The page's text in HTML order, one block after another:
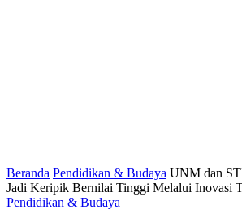
Beranda Pendidikan & Budaya UNM dan
Jadi Keripik Bernilai Tinggi Melalui Inovasi
Pendidikan & Budaya